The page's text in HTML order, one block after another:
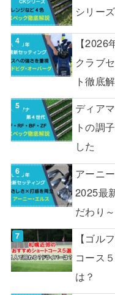
シリー
【
クラブ
ト徹底
ディア
トの調
した
アーニ
2025最
だわり～
【ゴル
コース
は？